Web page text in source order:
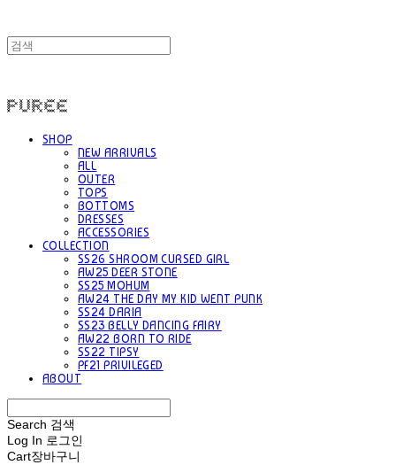
SHOP
NEW ARRIVALS
ALL
OUTER
TOPS
BOTTOMS
DRESSES
ACCESSORIES
COLLECTION
SS26 SHROOM CURSED GIRL
AW25 DEER STONE
SS25 MOHUM
AW24 THE DAY MY KID WENT PUNK
SS24 DARIA
SS23 BELLY DANCING FAIRY
AW22 BORN TO RIDE
SS22 TIPSY
PF21 PRIVILEGED
ABOUT
Search 검색
Log In 로그인
Cart장바구니